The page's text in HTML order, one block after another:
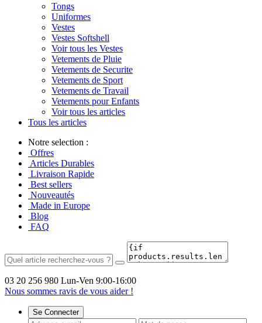
Tongs
Uniformes
Vestes
Vestes Softshell
Voir tous les Vestes
Vetements de Pluie
Vetements de Securite
Vetements de Sport
Vetements de Travail
Vetements pour Enfants
Voir tous les articles
Tous les articles
Notre selection :
Offres
Articles Durables
Livraison Rapide
Best sellers
Nouveautés
Made in Europe
Blog
FAQ
03 20 256 980 Lun-Ven 9:00-16:00
Nous sommes ravis de vous aider !
Se Connecter